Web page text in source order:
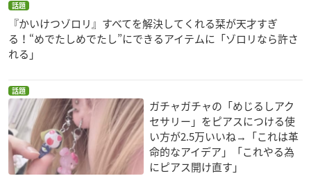
話題
『かいけつゾロリ』すべてを解決してくれる栞が天才すぎ
る！“めでたしめでたし”にできるアイテムに「ゾロリなら許さ
れる」
話題
ガチャガチャの「めじるしアク
セサリー」をピアスにつける使
い方が2.5万いいね→「これは革
命的なアイデア」「これやる為
にピアス開け直す」